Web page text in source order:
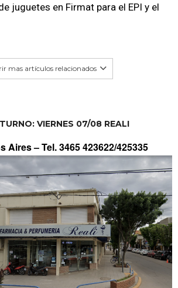
juguetes en Firmat para el EPI y el
mas artículos relacionados
VIERNES 07/08 REALI
Aires –Tel. 3465 423622/425335